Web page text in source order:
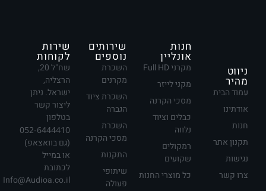
ניווט
מהיר
עמוד הבית
אודתינו
חנות
תקנון אתר
נגישות
צרו קשר
חנות
אונליין
מקרני Full HD
מקני לייזר
מסכי הקרנה
כבלים וציוד
נלווה
רמקולים
שקועים
כל מוצרי החנות
שירותים
נוספים
השכרת
מקרנים
השכרת ציוד
הגברה
השכרת
מסכי הקרנה
התקנות
שיתופי
פעולה
שירות
לקוחות
שח"ל 20,
הרצליה,
ישראל. ניתן
ליצור קשר
בטלפון
052-6444410
(גם בוואצאפ)
או במייל
לכתובת
Info@Audioa.co.il